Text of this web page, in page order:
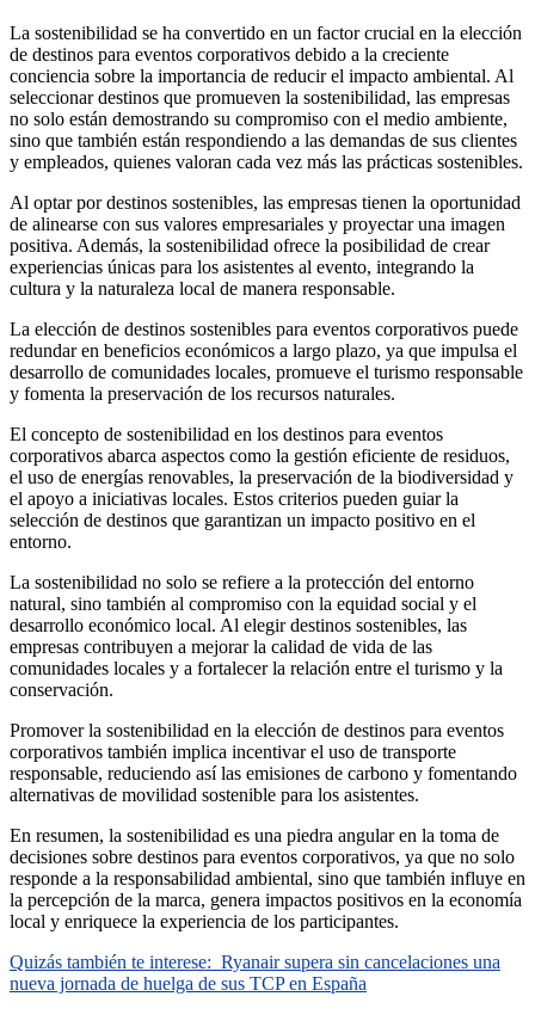
La sostenibilidad se ha convertido en un factor crucial en la elección
de destinos para eventos corporativos debido a la creciente
conciencia sobre la importancia de reducir el impacto ambiental. Al
seleccionar destinos que promueven la sostenibilidad, las empresas
no solo están demostrando su compromiso con el medio ambiente,
sino que también están respondiendo a las demandas de sus clientes
y empleados, quienes valoran cada vez más las prácticas sostenibles.
Al optar por destinos sostenibles, las empresas tienen la oportunidad
de alinearse con sus valores empresariales y proyectar una imagen
positiva. Además, la sostenibilidad ofrece la posibilidad de crear
experiencias únicas para los asistentes al evento, integrando la
cultura y la naturaleza local de manera responsable.
La elección de destinos sostenibles para eventos corporativos puede
redundar en beneficios económicos a largo plazo, ya que impulsa el
desarrollo de comunidades locales, promueve el turismo responsable
y fomenta la preservación de los recursos naturales.
El concepto de sostenibilidad en los destinos para eventos
corporativos abarca aspectos como la gestión eficiente de residuos,
el uso de energías renovables, la preservación de la biodiversidad y
el apoyo a iniciativas locales. Estos criterios pueden guiar la
selección de destinos que garantizan un impacto positivo en el
entorno.
La sostenibilidad no solo se refiere a la protección del entorno
natural, sino también al compromiso con la equidad social y el
desarrollo económico local. Al elegir destinos sostenibles, las
empresas contribuyen a mejorar la calidad de vida de las
comunidades locales y a fortalecer la relación entre el turismo y la
conservación.
Promover la sostenibilidad en la elección de destinos para eventos
corporativos también implica incentivar el uso de transporte
responsable, reduciendo así las emisiones de carbono y fomentando
alternativas de movilidad sostenible para los asistentes.
En resumen, la sostenibilidad es una piedra angular en la toma de
decisiones sobre destinos para eventos corporativos, ya que no solo
responde a la responsabilidad ambiental, sino que también influye en
la percepción de la marca, genera impactos positivos en la economía
local y enriquece la experiencia de los participantes.
Quizás también te interese: Ryanair supera sin cancelaciones una
nueva jornada de huelga de sus TCP en España